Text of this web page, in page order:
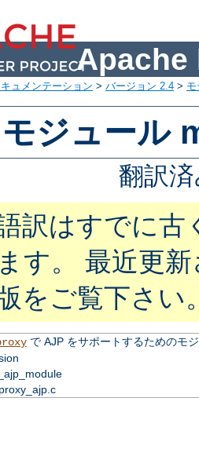
Apache
キュメンテーション > バージョン 2.4 >
ジュール
翻訳
訳はすでに古
す。 最近更
をご覧下さい
で AJP をサポートするためのモ